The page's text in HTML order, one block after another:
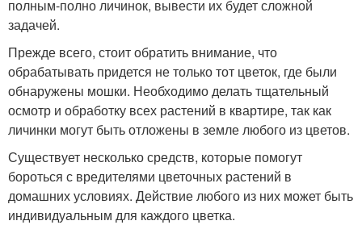
полным-полно личинок, вывести их будет сложной
задачей.
Прежде всего, стоит обратить внимание, что
обрабатывать придется не только тот цветок, где были
обнаружены мошки. Необходимо делать тщательный
осмотр и обработку всех растений в квартире, так как
личинки могут быть отложены в земле любого из цветов.
Существует несколько средств, которые помогут
бороться с вредителями цветочных растений в
домашних условиях. Действие любого из них может быть
индивидуальным для каждого цветка.